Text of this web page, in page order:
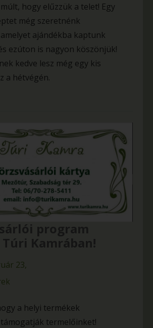
hogy elűzzük a telet! Egy
még szeretnénk
ajándékba kaptunk
ezúton is nagyon köszönjük!
kedve lesz még egy kis
a hétvégén.
23,
a helyi termékek
termelőinket!